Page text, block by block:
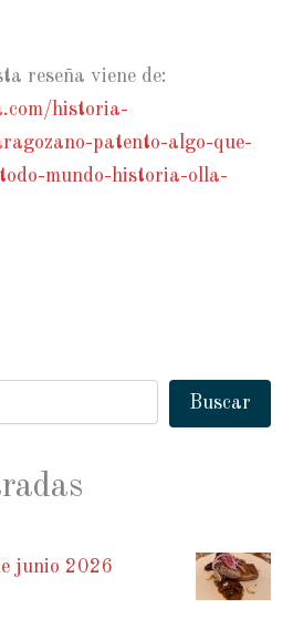
reseña viene de:
historia-
patento-algo-que-
mundo-historia-olla-
Buscar
junio 2026